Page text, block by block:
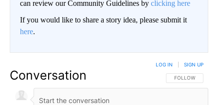
can review our Community Guidelines by clicking here
If you would like to share a story idea, please submit it
here.
Conversation FOLLOW THIS
FOLLOW
LOG IN SIGN UP